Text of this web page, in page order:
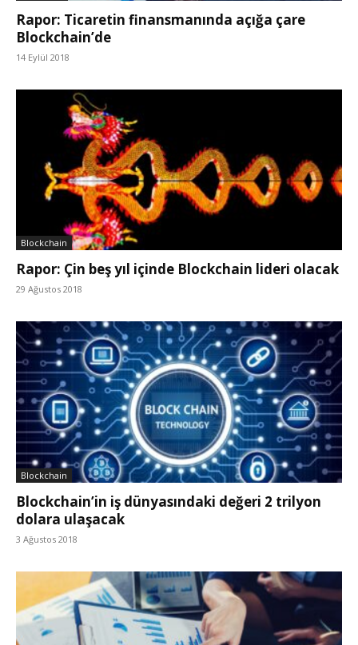
Rapor: Ticaretin finansmanında açığa çare
Blockchain’de
14 Eylül 2018
Blockchain
Rapor: Çin beş yıl içinde Blockchain lideri olacak
29 Ağustos 2018
Blockchain
Blockchain’in iş dünyasındaki değeri 2 trilyon
dolara ulaşacak
3 Ağustos 2018